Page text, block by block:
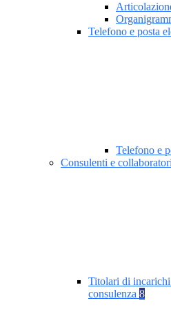
Telefono e posta
Telefono e
Consulenti e collaboratori
Titolari di
consulenza 8